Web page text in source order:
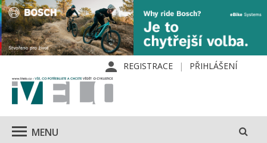
REGISTRACE PŘIHLÁŠENÍ
MENU